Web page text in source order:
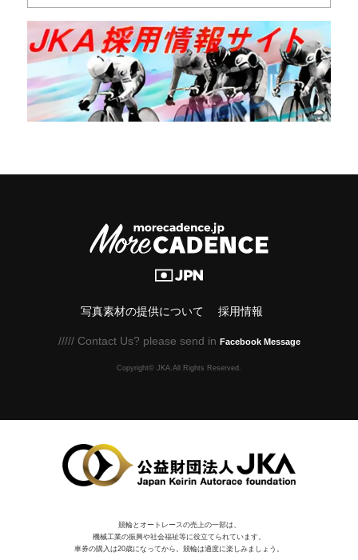
写真素材の提供について 採用情報
///// Contact Us? please send in Facebook Message
Copyright© JKA.All Rights Reserved.
競輪とオートレースの売上の一部は、
機械⼯業の振興や社会福祉等に役⽴てられています。
車券の購入は20歳になってから。競輪は適度に楽しみましょう。